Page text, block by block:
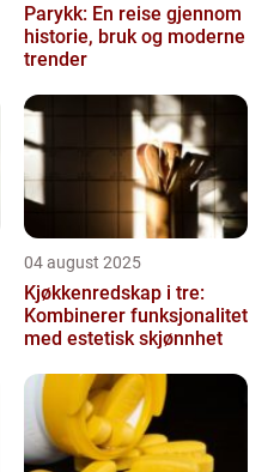
Parykk: En reise gjennom
historie, bruk og moderne
trender
04 august 2025
Kjøkkenredskap i tre:
Kombinerer funksjonalitet
med estetisk skjønnhet